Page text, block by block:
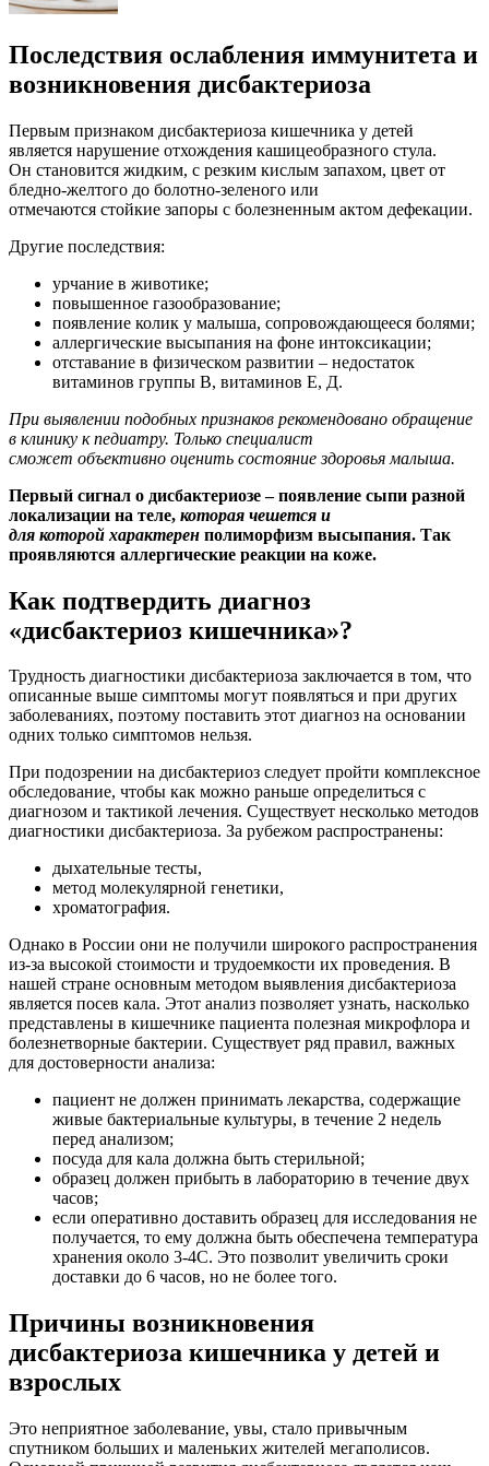
Последствия ослабления иммунитета и
возникновения дисбактериоза
Первым признаком дисбактериоза кишечника у детей
является нарушение отхождения кашицеобразного стула.
Он становится жидким, с резким кислым запахом, цвет от
бледно-желтого до болотно-зеленого или
отмечаются стойкие запоры с болезненным актом дефекации.
Другие последствия:
урчание в животике;
повышенное газообразование;
появление колик у малыша, сопровождающееся болями;
аллергические высыпания на фоне интоксикации;
отставание в физическом развитии – недостаток
витаминов группы В, витаминов Е, Д.
При выявлении подобных признаков рекомендовано обращение
в клинику к педиатру. Только специалист
сможет объективно оценить состояние здоровья малыша.
Первый сигнал о дисбактериозе – появление сыпи разной
локализации на теле, которая чешется и
для которой характерен полиморфизм высыпания. Так
проявляются аллергические реакции на коже.
Как подтвердить диагноз
«дисбактериоз кишечника»?
Трудность диагностики дисбактериоза заключается в том, что
описанные выше симптомы могут появляться и при других
заболеваниях, поэтому поставить этот диагноз на основании
одних только симптомов нельзя.
При подозрении на дисбактериоз следует пройти комплексное
обследование, чтобы как можно раньше определиться с
диагнозом и тактикой лечения. Существует несколько методов
диагностики дисбактериоза. За рубежом распространены:
дыхательные тесты,
метод молекулярной генетики,
хроматография.
Однако в России они не получили широкого распространения
из-за высокой стоимости и трудоемкости их проведения. В
нашей стране основным методом выявления дисбактериоза
является посев кала. Этот анализ позволяет узнать, насколько
представлены в кишечнике пациента полезная микрофлора и
болезнетворные бактерии. Существует ряд правил, важных
для достоверности анализа:
пациент не должен принимать лекарства, содержащие
живые бактериальные культуры, в течение 2 недель
перед анализом;
посуда для кала должна быть стерильной;
образец должен прибыть в лабораторию в течение двух
часов;
если оперативно доставить образец для исследования не
получается, то ему должна быть обеспечена температура
хранения около 3-4С. Это позволит увеличить сроки
доставки до 6 часов, но не более того.
Причины возникновения
дисбактериоза кишечника у детей и
взрослых
Это неприятное заболевание, увы, стало привычным
спутником больших и маленьких жителей мегаполисов.